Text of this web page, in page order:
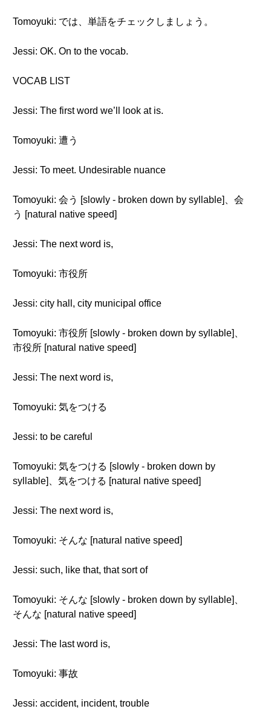
Tomoyuki: では、単語をチェックしましょう。
Jessi: OK. On to the vocab.
VOCAB LIST
Jessi: The first word we’ll look at is.
Tomoyuki: 遭う
Jessi: To meet. Undesirable nuance
Tomoyuki: 会う [slowly - broken down by syllable]、会
う [natural native speed]
Jessi: The next word is,
Tomoyuki: 市役所
Jessi: city hall, city municipal office
Tomoyuki: 市役所 [slowly - broken down by syllable]、
市役所 [natural native speed]
Jessi: The next word is,
Tomoyuki: 気をつける
Jessi: to be careful
Tomoyuki: 気をつける [slowly - broken down by
syllable]、気をつける [natural native speed]
Jessi: The next word is,
Tomoyuki: そんな [natural native speed]
Jessi: such, like that, that sort of
Tomoyuki: そんな [slowly - broken down by syllable]、
そんな [natural native speed]
Jessi: The last word is,
Tomoyuki: 事故
Jessi: accident, incident, trouble